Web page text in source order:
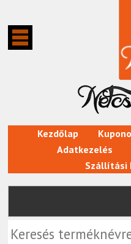
Kezdőlap
Adatkezelés
Szállítási